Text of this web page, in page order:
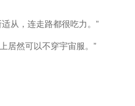
从，连走路都很吃力。”
居然可以不穿宇宙服。”